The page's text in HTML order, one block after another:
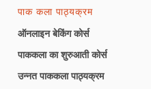
पाक कला पाठ्यक्रम
ऑनलाइन बेकिंग कोर्स
पाककला का शुरुआती कोर्स
उन्नत पाककला पाठ्यक्रम